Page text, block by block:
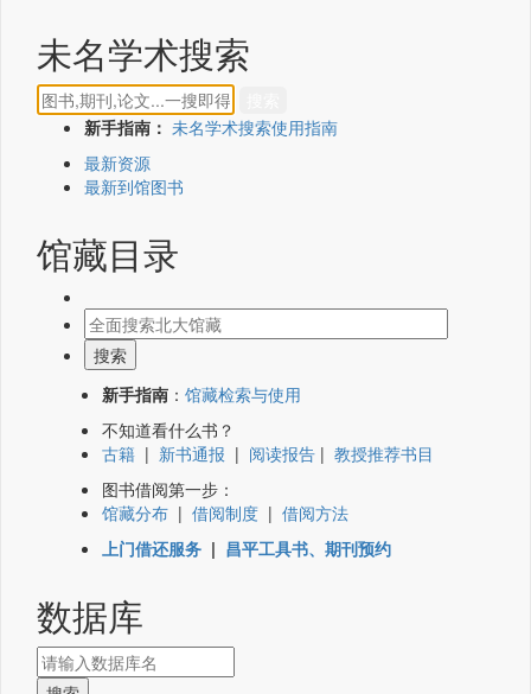
未名学术搜索
新手指南： 未名学术搜索使用指南
最新资源
最新到馆图书
馆藏目录
新手指南 ： 馆藏检索与使用
不知道看什么书？
古籍 | 新书通报 | 阅读报告 | 教授推荐书目
图书借阅第一步：
馆藏分布 | 借阅制度 | 借阅方法
上门借还服务 | 昌平工具书、期刊预约
数据库